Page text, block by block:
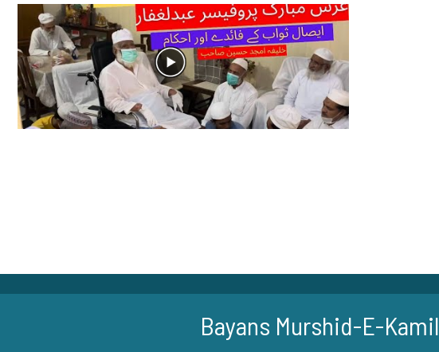
Bayans Murshid-E-Kamil